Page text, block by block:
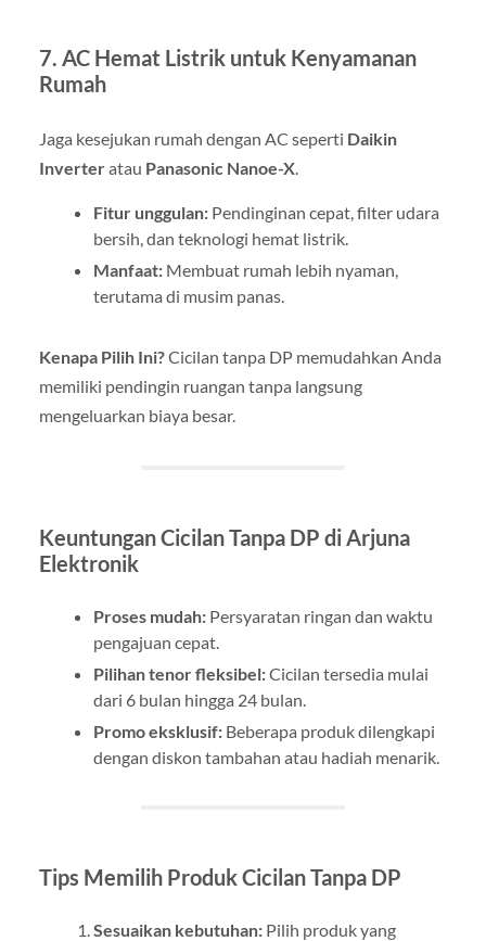
7. AC Hemat Listrik untuk Kenyamanan
Rumah
Jaga kesejukan rumah dengan AC seperti Daikin
Inverteratau Panasonic Nanoe-X.
Fitur unggulan:Pendinginan cepat, filter udara
bersih, dan teknologi hemat listrik.
Manfaat:Membuat rumah lebih nyaman,
terutama di musim panas.
Kenapa Pilih Ini?Cicilan tanpa DP memudahkan Anda
memiliki pendingin ruangan tanpa langsung
mengeluarkan biaya besar.
Keuntungan Cicilan Tanpa DP di Arjuna
Elektronik
Proses mudah:Persyaratan ringan dan waktu
pengajuan cepat.
Pilihan tenor fleksibel:Cicilan tersedia mulai
dari 6 bulan hingga 24 bulan.
Promo eksklusif:Beberapa produk dilengkapi
dengan diskon tambahan atau hadiah menarik.
Tips Memilih Produk Cicilan Tanpa DP
Sesuaikan kebutuhan:Pilih produk yang